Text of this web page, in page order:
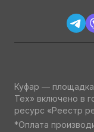
Куфар —
Тех» включено в
ресурс «Реестр
*Оплата